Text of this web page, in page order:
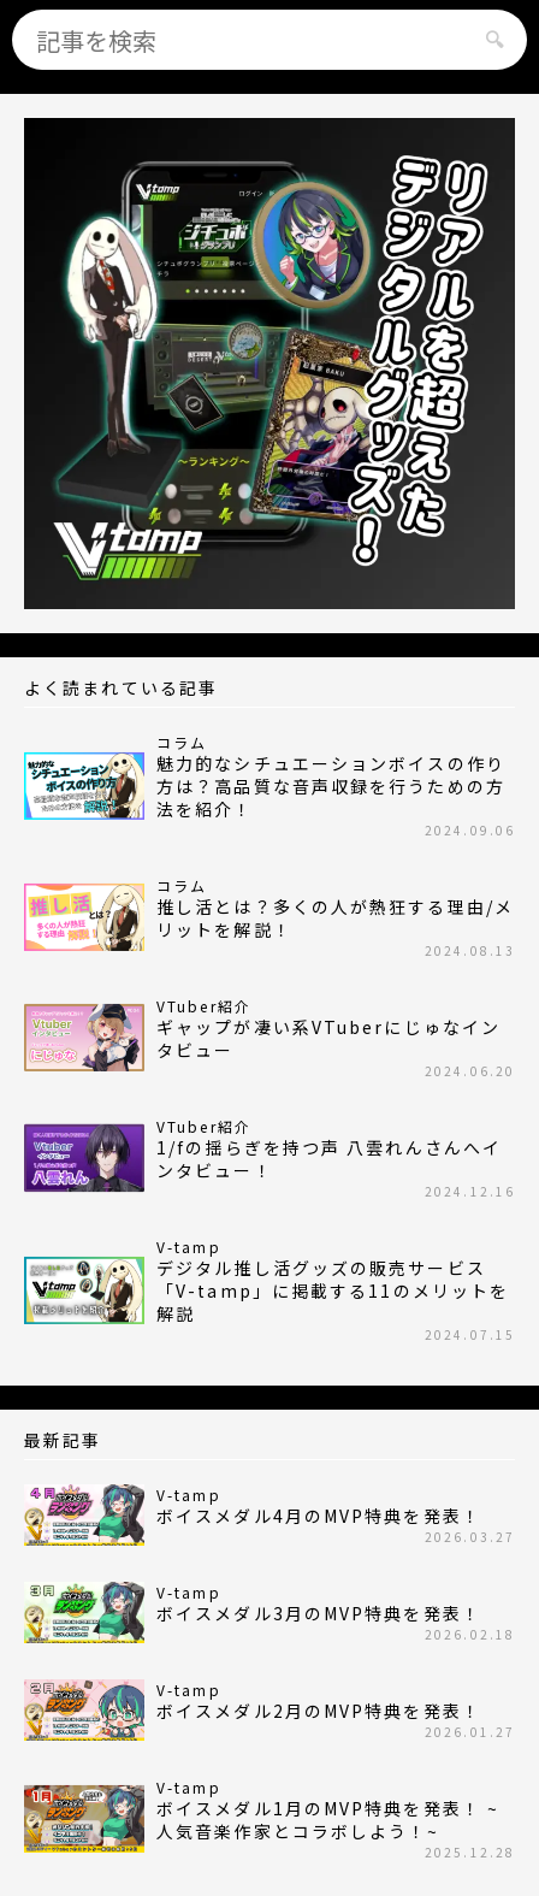
よく読まれている記事
コラム
魅力的なシチュエーションボイスの作り
方は？高品質な音声収録を行うための方
法を紹介！
2024.09.06
コラム
推し活とは？多くの人が熱狂する理由/メ
リットを解説！
2024.08.13
VTuber紹介
ギャップが凄い系VTuberにじゅなイン
タビュー
2024.06.20
VTuber紹介
1/fの揺らぎを持つ声 八雲れんさんへイ
ンタビュー！
2024.12.16
V-tamp
デジタル推し活グッズの販売サービス
「V-tamp」に掲載する11のメリットを
解説
2024.07.15
最新記事
V-tamp
ボイスメダル4月のMVP特典を発表！
2026.03.27
V-tamp
ボイスメダル3月のMVP特典を発表！
2026.02.18
V-tamp
ボイスメダル2月のMVP特典を発表！
2026.01.27
V-tamp
ボイスメダル1月のMVP特典を発表！ ~
人気音楽作家とコラボしよう！~
2025.12.28